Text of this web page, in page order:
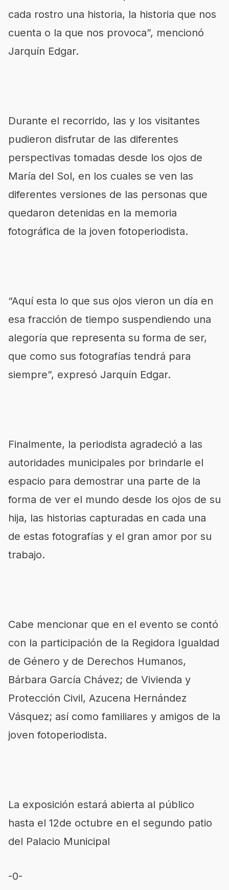
cada rostro una historia, la historia que nos
cuenta o la que nos provoca”, mencionó
Jarquín Edgar.
Durante el recorrido, las y los visitantes
pudieron disfrutar de las diferentes
perspectivas tomadas desde los ojos de
María del Sol, en los cuales se ven las
diferentes versiones de las personas que
quedaron detenidas en la memoria
fotográfica de la joven fotoperiodista.
“Aquí esta lo que sus ojos vieron un día en
esa fracción de tiempo suspendiendo una
alegoría que representa su forma de ser,
que como sus fotografías tendrá para
siempre”, expresó Jarquín Edgar.
Finalmente, la periodista agradeció a las
autoridades municipales por brindarle el
espacio para demostrar una parte de la
forma de ver el mundo desde los ojos de su
hija, las historias capturadas en cada una
de estas fotografías y el gran amor por su
trabajo.
Cabe mencionar que en el evento se contó
con la participación de la Regidora Igualdad
de Género y de Derechos Humanos,
Bárbara García Chávez; de Vivienda y
Protección Civil, Azucena Hernández
Vásquez; así como familiares y amigos de la
joven fotoperiodista.
La exposición estará abierta al público
hasta el 12de octubre en el segundo patio
del Palacio Municipal
-0-